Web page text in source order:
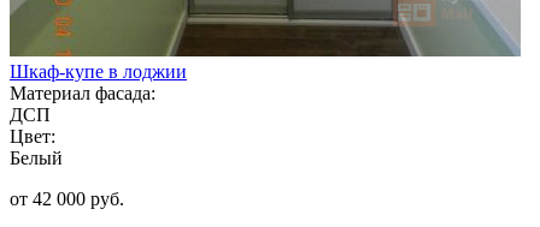
Шкаф-купе в лоджии
Материал фасада:
ДСП
Цвет:
Белый
от 42 000 руб.